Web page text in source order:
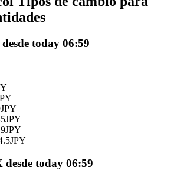
Trader de Copia
de beneficios y comisiones de copy trading
today 06:59
JPY
JPY
JPY
JPY
desde today 06:59